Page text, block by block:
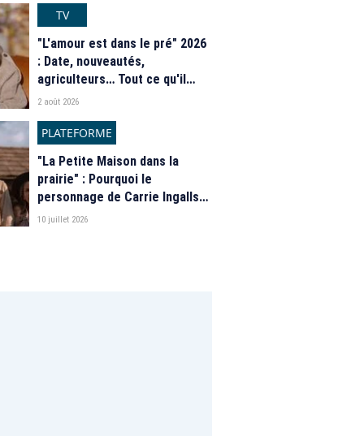
TV
"L'amour est dans le pré" 2026
: Date, nouveautés,
agriculteurs… Tout ce qu'il
faut savoir sur la saison 21 du
2 août 2026
PLATEFORME
"La Petite Maison dans la
prairie" : Pourquoi le
personnage de Carrie Ingalls
est absente de la nouvelle
10 juillet 2026